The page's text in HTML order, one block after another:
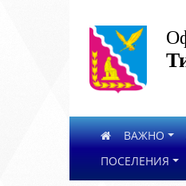
ВАЖНО
ПОСЕЛЕНИЯ